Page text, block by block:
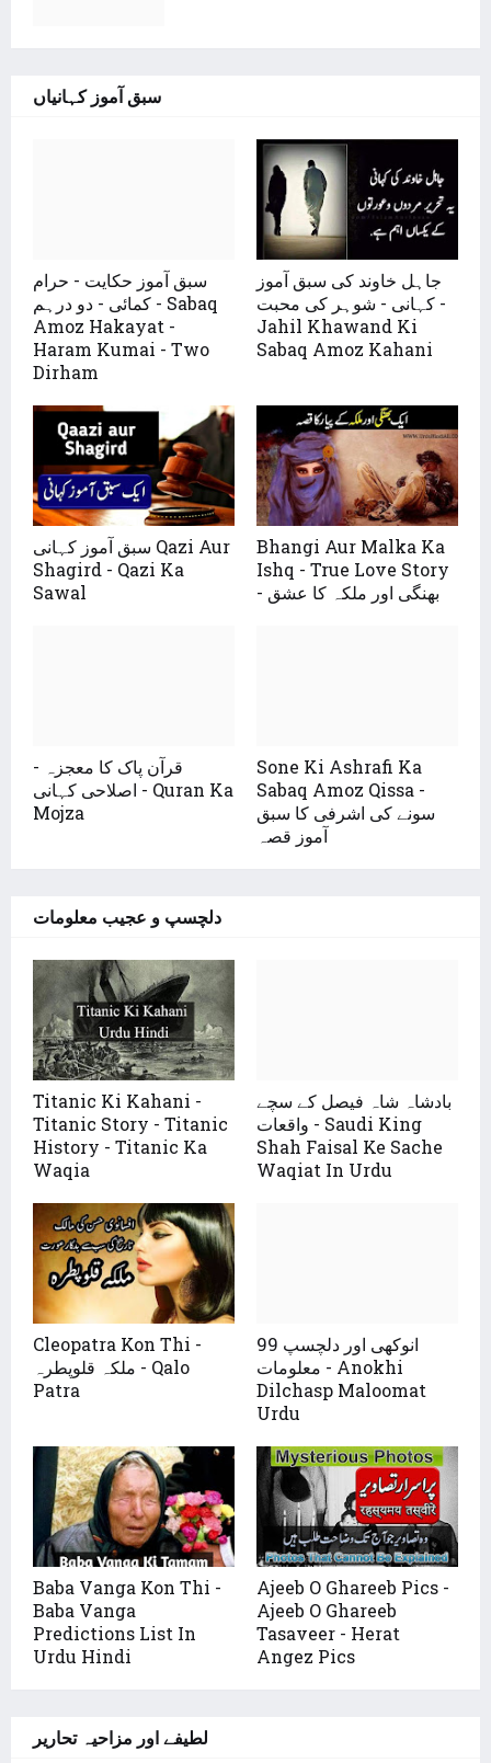
سبق آموز کہانیاں
سبق آموز حکایت - حرام
کمائی - دو درہم - Sabaq
Amoz Hakayat -
Haram Kumai - Two
Dirham
جاہل خاوند کی سبق آموز
کہانی - شوہر کی محبت -
Jahil Khawand Ki
Sabaq Amoz Kahani
سبق آموز کہانی Qazi Aur
Shagird - Qazi Ka
Sawal
Bhangi Aur Malka Ka
Ishq - True Love Story
- بھنگی اور ملکہ کا عشق
قرآن پاک کا معجزہ -
اصلاحی کہانی - Quran Ka
Mojza
Sone Ki Ashrafi Ka
Sabaq Amoz Qissa -
سونے کی اشرفی کا سبق
آموز قصہ
دلچسپ و عجیب معلومات
Titanic Ki Kahani -
Titanic Story - Titanic
History - Titanic Ka
Waqia
بادشاہ شاہ فیصل کے سچے
واقعات - Saudi King
Shah Faisal Ke Sache
Waqiat In Urdu
Cleopatra Kon Thi -
ملکہ قلوپطرہ - Qalo
Patra
99 انوکھی اور دلچسپ
معلومات - Anokhi
Dilchasp Maloomat
Urdu
Baba Vanga Kon Thi -
Baba Vanga
Predictions List In
Urdu Hindi
Ajeeb O Ghareeb Pics -
Ajeeb O Ghareeb
Tasaveer - Herat
Angez Pics
لطیفے اور مزاحیہ تحاریر